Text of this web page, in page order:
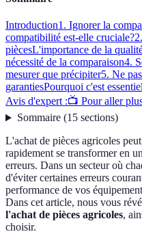
Introduction1. Ignorer la
compatibilité est-elle cruciale?
piècesL'importance de la
nécessité de la comparaison4.
mesurer que précipiter5. Ne
garantiesPourquoi c'est
Avis d'expert :📺 Pour aller
Sommaire(15 sections)
L'achat de pièces agricoles
rapidement se transformer en
erreurs. Dans un secteur où
d'éviter certaines erreurs
performance de vos
Dans cet article, nous vous
l'achat de pièces agricoles,
choisir.